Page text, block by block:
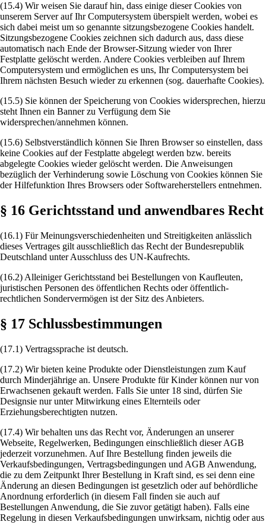
(15.4) Wir weisen Sie darauf hin, dass einige dieser Cookies von
unserem Server auf Ihr Computersystem überspielt werden, wobei es
sich dabei meist um so genannte sitzungsbezogene Cookies handelt.
Sitzungsbezogene Cookies zeichnen sich dadurch aus, dass diese
automatisch nach Ende der Browser-Sitzung wieder von Ihrer
Festplatte gelöscht werden. Andere Cookies verbleiben auf Ihrem
Computersystem und ermöglichen es uns, Ihr Computersystem bei
Ihrem nächsten Besuch wieder zu erkennen (sog. dauerhafte Cookies).
(15.5) Sie können der Speicherung von Cookies widersprechen, hierzu
steht Ihnen ein Banner zu Verfügung dem Sie
widersprechen/annehmen können.
(15.6) Selbstverständlich können Sie Ihren Browser so einstellen, dass
keine Cookies auf der Festplatte abgelegt werden bzw. bereits
abgelegte Cookies wieder gelöscht werden. Die Anweisungen
bezüglich der Verhinderung sowie Löschung von Cookies können Sie
der Hilfefunktion Ihres Browsers oder Softwareherstellers entnehmen.
§ 16 Gerichtsstand und anwendbares Recht
(16.1) Für Meinungsverschiedenheiten und Streitigkeiten anlässlich
dieses Vertrages gilt ausschließlich das Recht der Bundesrepublik
Deutschland unter Ausschluss des UN-Kaufrechts.
(16.2) Alleiniger Gerichtsstand bei Bestellungen von Kaufleuten,
juristischen Personen des öffentlichen Rechts oder öffentlich-
rechtlichen Sondervermögen ist der Sitz des Anbieters.
§ 17 Schlussbestimmungen
(17.1) Vertragssprache ist deutsch.
(17.2) Wir bieten keine Produkte oder Dienstleistungen zum Kauf
durch Minderjährige an. Unsere Produkte für Kinder können nur von
Erwachsenen gekauft werden. Falls Sie unter 18 sind, dürfen Sie
Designsie nur unter Mitwirkung eines Elternteils oder
Erziehungsberechtigten nutzen.
(17.4) Wir behalten uns das Recht vor, Änderungen an unserer
Webseite, Regelwerken, Bedingungen einschließlich dieser AGB
jederzeit vorzunehmen. Auf Ihre Bestellung finden jeweils die
Verkaufsbedingungen, Vertragsbedingungen und AGB Anwendung,
die zu dem Zeitpunkt Ihrer Bestellung in Kraft sind, es sei denn eine
Änderung an diesen Bedingungen ist gesetzlich oder auf behördliche
Anordnung erforderlich (in diesem Fall finden sie auch auf
Bestellungen Anwendung, die Sie zuvor getätigt haben). Falls eine
Regelung in diesen Verkaufsbedingungen unwirksam, nichtig oder aus